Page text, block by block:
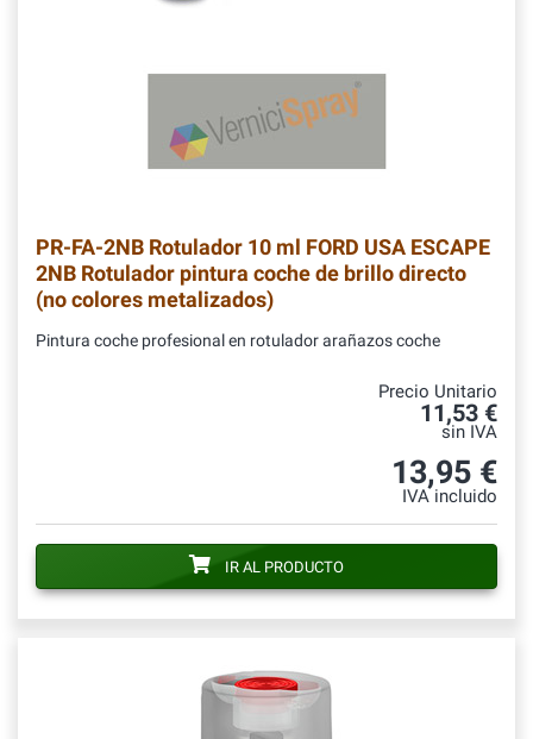
PR-FA-2NB Rotulador 10 ml FORD USA ESCAPE
2NB Rotulador pintura coche de brillo directo
(no colores metalizados)
Pintura coche profesional en rotulador arañazos coche
Precio Unitario
11,53 €
sin IVA
13,95 €
IVA incluido
IR AL PRODUCTO